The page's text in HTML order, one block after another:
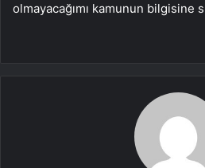
olmayacağımı kamunun bilgisine